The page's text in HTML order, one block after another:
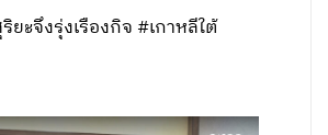
ยะจึงรุ่งเรืองกิจ #เกาหลีใต้